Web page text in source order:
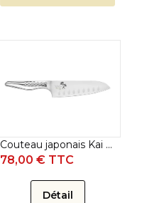
Couteau japonais Kai Seki Magoroku Shoso - Couteau santoku 16,5 cm lame alvéolée
78,00 € TTC
Détail